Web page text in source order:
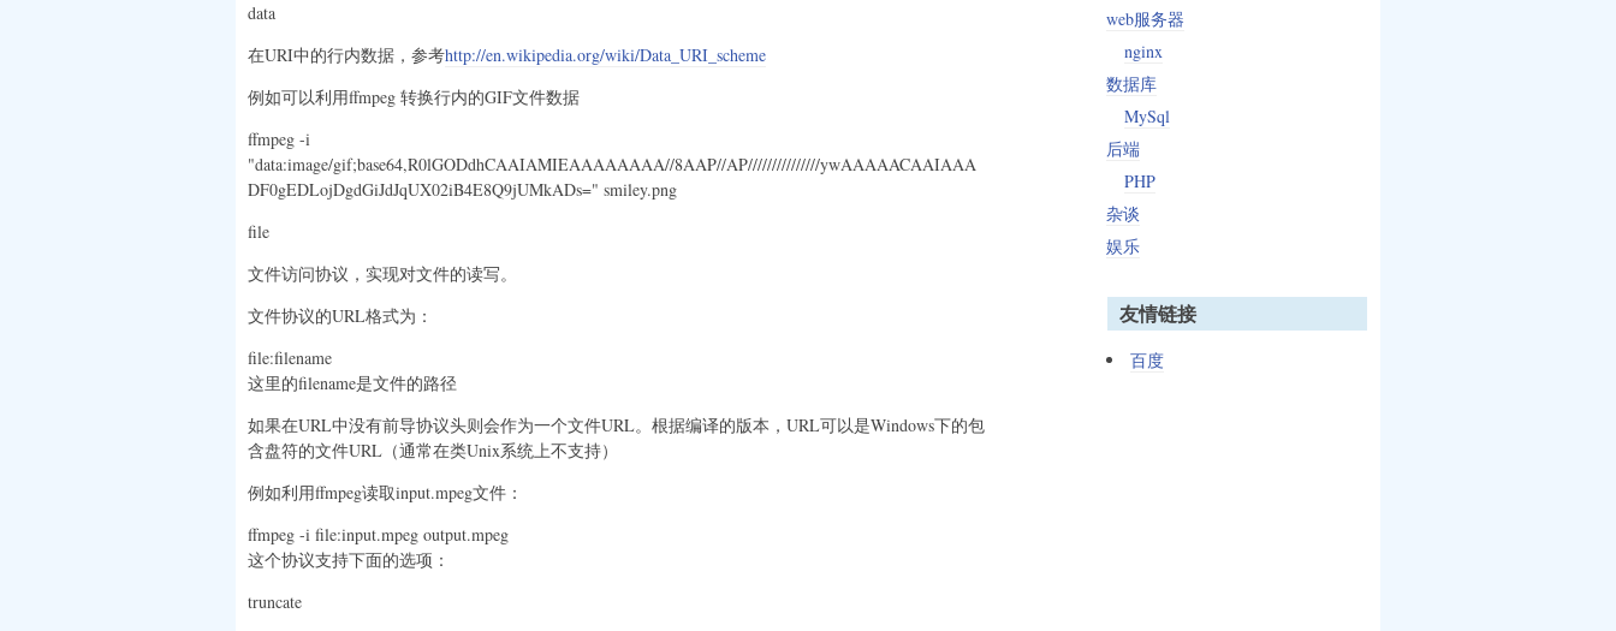
data
在URI中的行内数据，参考http://en.wikipedia.org/wiki/Data_URI_scheme
例如可以利用ffmpeg 转换行内的GIF文件数据
ffmpeg -i
"data:image/gif;base64,R0lGODdhCAAIAMIEAAAAAAAA//8AAP//AP///////////////ywAAAAACAAIAAA
DF0gEDLojDgdGiJdJqUX02iB4E8Q9jUMkADs=" smiley.png
file
文件访问协议，实现对文件的读写。
文件协议的URL格式为：
file:filename
这里的filename是文件的路径
如果在URL中没有前导协议头则会作为一个文件URL。根据编译的版本，URL可以是Windows下的包
含盘符的文件URL（通常在类Unix系统上不支持）
例如利用ffmpeg读取input.mpeg文件：
ffmpeg -i file:input.mpeg output.mpeg
这个协议支持下面的选项：
truncate
web服务器
nginx
数据库
MySql
后端
PHP
杂谈
娱乐
友情链接
百度